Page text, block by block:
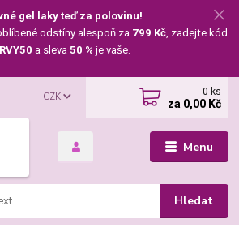
gel laky teď za polovinu!
odstíny alespoň za 799 Kč, zadejte kód
a sleva 50 % je vaše.
Menu
CZK
Hledat
0 ks
za 0,00 Kč